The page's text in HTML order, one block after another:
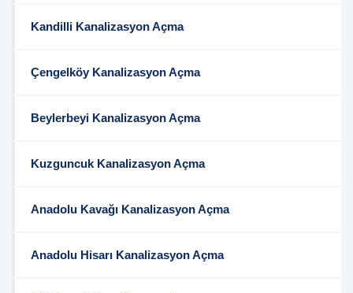
Kandilli Kanalizasyon Açma
Çengelköy Kanalizasyon Açma
Beylerbeyi Kanalizasyon Açma
Kuzguncuk Kanalizasyon Açma
Anadolu Kavağı Kanalizasyon Açma
Anadolu Hisarı Kanalizasyon Açma